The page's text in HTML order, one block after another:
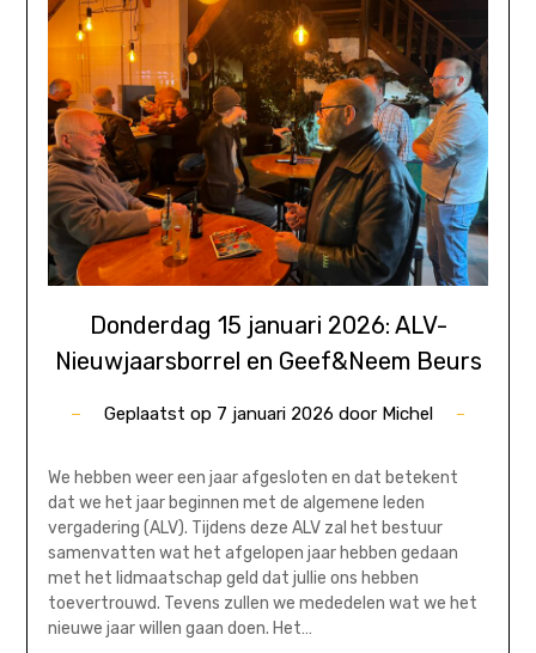
Donderdag 15 januari 2026: ALV-
Nieuwjaarsborrel en Geef&Neem Beurs
Geplaatst op 7 januari 2026 door Michel
We hebben weer een jaar afgesloten en dat betekent
dat we het jaar beginnen met de algemene leden
vergadering (ALV). Tijdens deze ALV zal het bestuur
samenvatten wat het afgelopen jaar hebben gedaan
met het lidmaatschap geld dat jullie ons hebben
toevertrouwd. Tevens zullen we mededelen wat we het
nieuwe jaar willen gaan doen. Het…